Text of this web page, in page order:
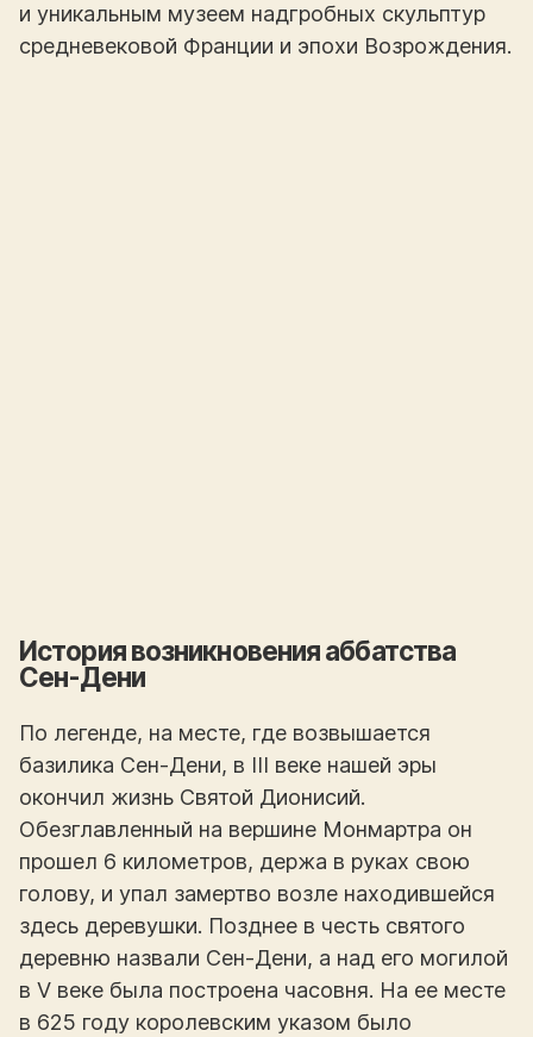
и уникальным музеем надгробных скульптур
средневековой Франции и эпохи Возрождения.
История возникновения аббатства
Сен-Дени
По легенде, на месте, где возвышается
базилика Сен-Дени, в III веке нашей эры
окончил жизнь Святой Дионисий.
Обезглавленный на вершине Монмартра он
прошел 6 километров, держа в руках свою
голову, и упал замертво возле находившейся
здесь деревушки. Позднее в честь святого
деревню назвали Сен-Дени, а над его могилой
в V веке была построена часовня. На ее месте
в 625 году королевским указом было